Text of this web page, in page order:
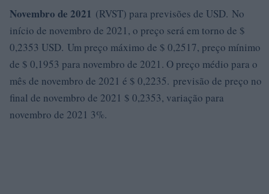
Novembro de 2021 (RVST) para previsões de USD. No
início de novembro de 2021, o preço será em torno de $
0,2353 USD. Um preço máximo de $ 0,2517, preço mínimo
de $ 0,1953 para novembro de 2021. O preço médio para o
mês de novembro de 2021 é $ 0,2235. previsão de preço no
final de novembro de 2021 $ 0,2353, variação para
novembro de 2021 3%.